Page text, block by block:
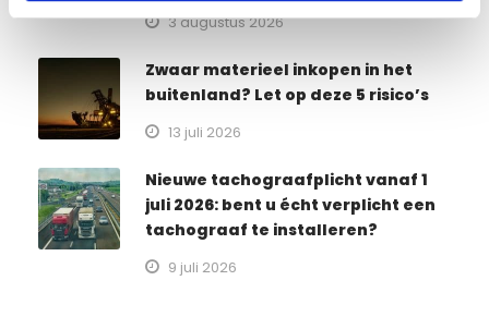
c
3 augustus 2026
Zwaar materieel inkopen in het
buitenland? Let op deze 5 risico’s
13 juli 2026
Nieuwe tachograafplicht vanaf 1
juli 2026: bent u écht verplicht een
tachograaf te installeren?
9 juli 2026